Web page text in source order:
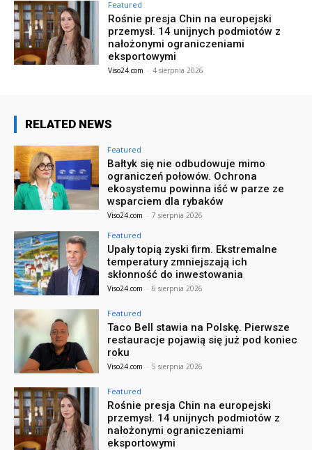
Featured
Rośnie presja Chin na europejski
przemysł. 14 unijnych podmiotów z
nałożonymi ograniczeniami
eksportowymi
Viso24.com - 4 sierpnia 2026
RELATED NEWS
Featured
Bałtyk się nie odbudowuje mimo
ograniczeń połowów. Ochrona
ekosystemu powinna iść w parze ze
wsparciem dla rybaków
Viso24.com - 7 sierpnia 2026
Featured
Upały topią zyski firm. Ekstremalne
temperatury zmniejszają ich
skłonność do inwestowania
Viso24.com - 6 sierpnia 2026
Featured
Taco Bell stawia na Polskę. Pierwsze
restauracje pojawią się już pod koniec
roku
Viso24.com - 5 sierpnia 2026
Featured
Rośnie presja Chin na europejski
przemysł. 14 unijnych podmiotów z
nałożonymi ograniczeniami
eksportowymi